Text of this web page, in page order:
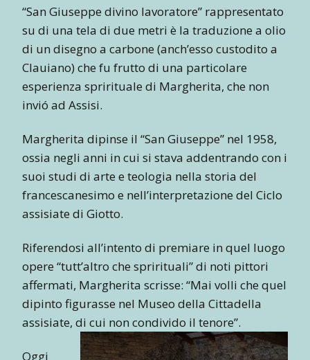
“San Giuseppe divino lavoratore” rappresentato
su di una tela di due metri è la traduzione a olio
di un disegno a carbone (anch’esso custodito a
Clauiano) che fu frutto di una particolare
esperienza sprirituale di Margherita, che non
invió ad Assisi.
Margherita dipinse il “San Giuseppe” nel 1958,
ossia negli anni in cui si stava addentrando con i
suoi studi di arte e teologia nella storia del
francescanesimo e nell’interpretazione del Ciclo
assisiate di Giotto.
Riferendosi all’intento di premiare in quel luogo
opere “tutt’altro che sprirituali” di noti pittori
affermati, Margherita scrisse: “Mai volli che quel
dipinto figurasse nel Museo della Cittadella
assisiate, di cui non condivido il tenore”.
Oggi